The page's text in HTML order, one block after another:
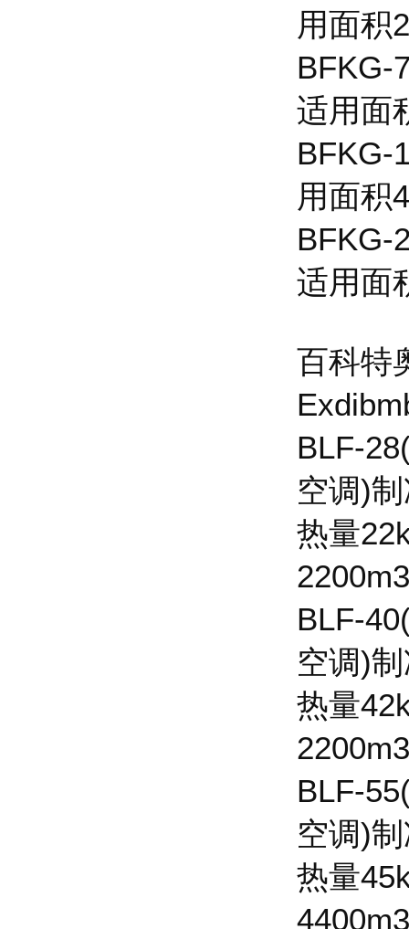
用面积
BFKG-
适用面
BFKG-
用面积
BFKG-
适用面
百科特
BLF-
空调)
热量
BLF-
空调)
热量
BLF-
空调)
热量